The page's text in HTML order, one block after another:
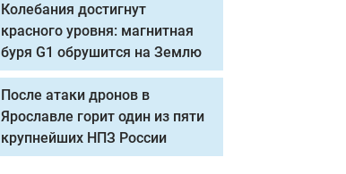
Колебания достигнут
красного уровня: магнитная
буря G1 обрушится на Землю
После атаки дронов в
Ярославле горит один из пяти
крупнейших НПЗ России